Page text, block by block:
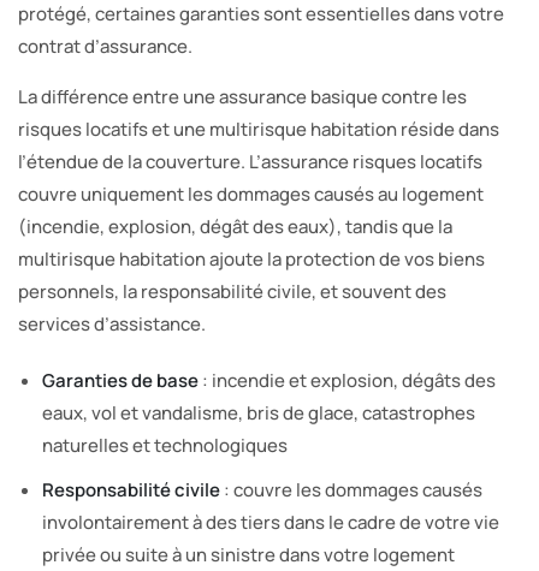
protégé, certaines garanties sont essentielles dans votre
contrat d’assurance.
La différence entre une assurance basique contre les
risques locatifs et une multirisque habitation réside dans
l’étendue de la couverture. L’assurance risques locatifs
couvre uniquement les dommages causés au logement
(incendie, explosion, dégât des eaux), tandis que la
multirisque habitation ajoute la protection de vos biens
personnels, la responsabilité civile, et souvent des
services d’assistance.
Garanties de base: incendie et explosion, dégâts des
eaux, vol et vandalisme, bris de glace, catastrophes
naturelles et technologiques
Responsabilité civile: couvre les dommages causés
involontairement à des tiers dans le cadre de votre vie
privée ou suite à un sinistre dans votre logement